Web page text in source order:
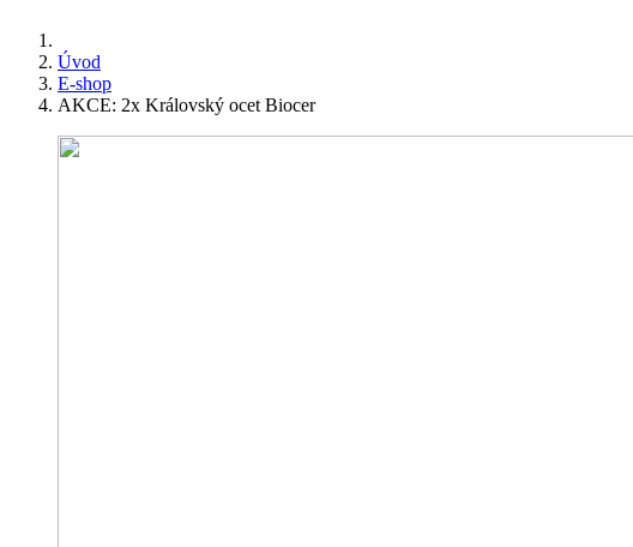
Úvod
E-shop
AKCE: 2x Královský ocet Biocer